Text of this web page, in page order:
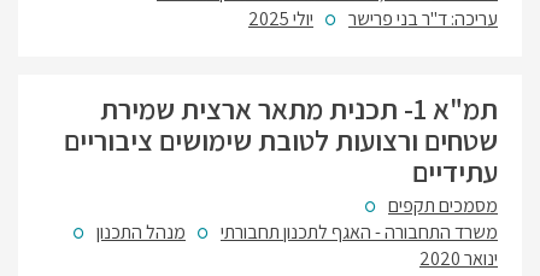
עריכה: ד"ר בני פרישר
יולי 2025
תמ"א 1- תכנית מתאר ארצית שמירת
שטחים ורצועות לטובת שימושים ציבוריים
עתידיים
מסמכים תקפים
משרד התחבורה - האגף לתכנון תחבורתי
מנהל התכנון
ינואר 2020